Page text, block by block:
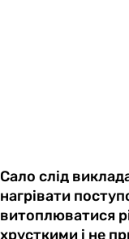
Сало слід
нагрівати
витоплюватися
хрусткими і не